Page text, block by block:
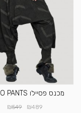
מכנס פסיילו BOGO PANTS
₪489
₪549